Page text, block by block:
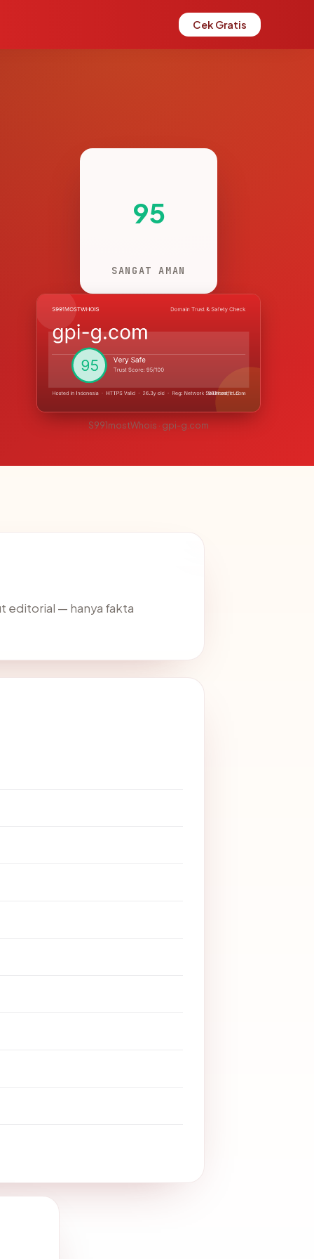
Cek Gratis
95
SANGAT AMAN
S991mostWhois · gpi-g.com
editorial — hanya fakta